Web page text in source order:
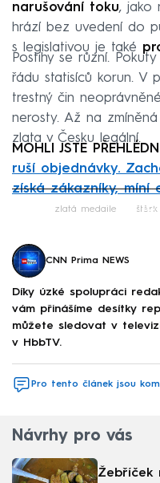
narušování toku, jako
hrází bez uvedení do
s legislativou je také
Postihy se různí.
řádu statisíců korun. V
trestný čin
nerosty. Až na
zlata v Česku legální.
MOHLI JSTE
ruší objednávky.
získá zákazníky, míní
zlatá medaile štěrk
CNN Prima NEWS
Díky úzké spolupráci
vám přinášíme desítky
můžete sledovat v
v HbbTV.
Pro tento článek jsou
Návrhy pro vás
Žebříček